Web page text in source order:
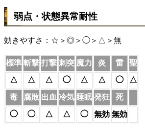
弱点・状態異常耐性
効きやすさ：☆＞◎＞◯＞△＞無
標準 斬撃 打撃 刺突 魔力 炎 雷 聖
△ △ △ ◯ △ △ ◯ △
毒 腐敗 出血 冷気 睡眠 発狂 死
◯ ◯ △ △ ◯ 無効 無効